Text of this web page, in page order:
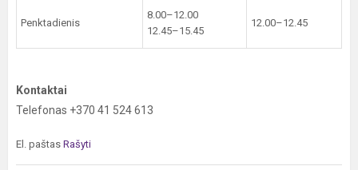
Penktadienis
8.00–12.00
12.45–15.45
12.00–12.45
Kontaktai
Telefonas +370 41 524 613
El. paštas Rašyti